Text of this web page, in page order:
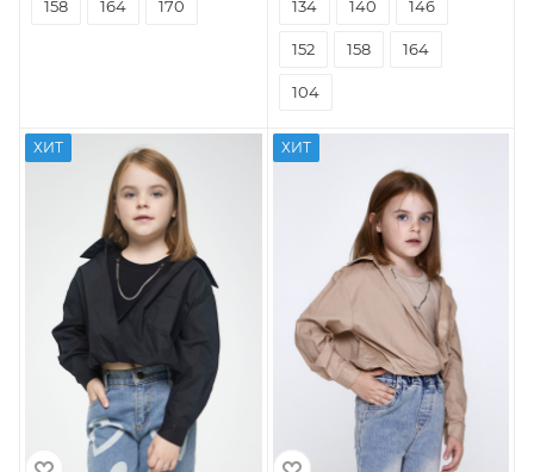
158 164 170 134 140 146
152 158 164
104
ХИТ ХИТ